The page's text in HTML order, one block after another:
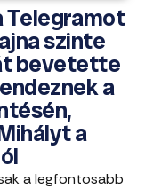
Telegramot
szinte
bevetette
a
a
a legfontosabb